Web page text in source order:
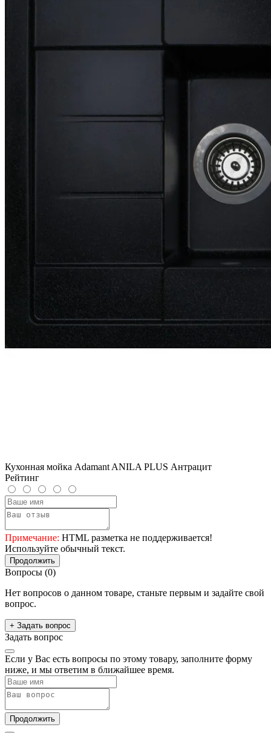
Кухонная мойка Adamant ANILA PLUS Антрацит
Рейтинг
Примечание: HTML разметка не поддерживается!
Используйте обычный текст.
Продолжить
Вопросы (0)
Нет вопросов о данном товаре, станьте первым и задайте свой
вопрос.
+ Задать вопрос
Задать вопрос
Если у Вас есть вопросы по этому товару, заполните форму
ниже, и мы ответим в ближайшее время.
Продолжить